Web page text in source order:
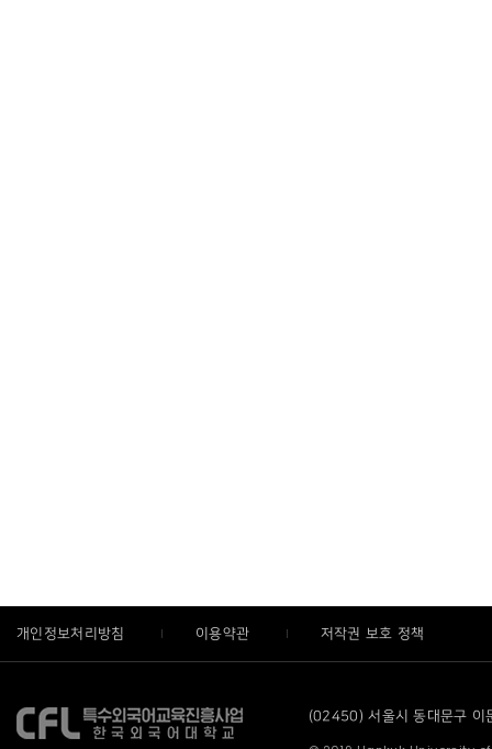
개인정보처리방침 이용약관 저작권 보호 정책
(02450) 서울시 동대문구